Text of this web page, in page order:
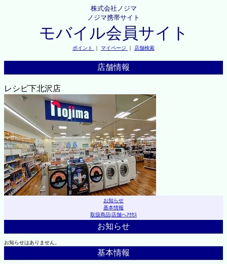
株式会社ノジマ
ノジマ携帯サイト
モバイル会員サイト
ポイント ｜ マイページ ｜ 店舗検索
店舗情報
レシピ下北沢店
お知らせ
基本情報
取扱商品|店舗へｱｸｾｽ
お知らせ
お知らせはありません。
基本情報